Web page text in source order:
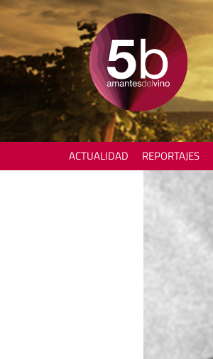
ACTUALIDAD REPORTAJES